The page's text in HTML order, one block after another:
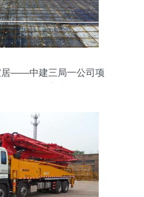
居——中建三局一公司项